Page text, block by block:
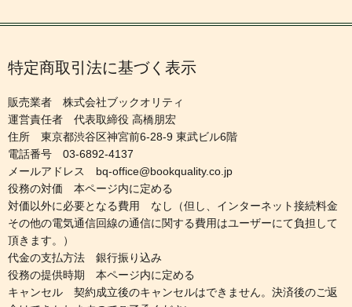
特定商取引法に基づく表示
販売業者 株式会社ブックオリティ
運営責任者 代表取締役 高橋朋宏
住所 東京都渋谷区神宮前6-28-9 東武ビル6階
電話番号 03-6892-4137
メールアドレス bq-office@bookquality.co.jp
役務の対価 本ページ内に定める
対価以外に必要となる費用 なし（但し、インターネット接続料金
その他の電気通信回線の通信に関する費用はユーザーにて負担して
頂きます。）
代金の支払方法 銀行振り込み
役務の提供時期 本ページ内に定める
キャンセル 契約成立後のキャンセルはできません。決済後のご返